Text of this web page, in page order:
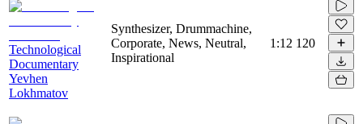
Technological
Documentary
Yevhen
Lokhmatov
Synthesizer, Drummachine,
Corporate, News, Neutral,
Inspirational
1:12 120